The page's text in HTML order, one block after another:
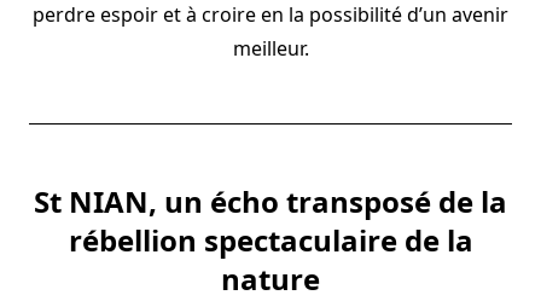
perdre espoir et à croire en la possibilité d’un avenir
meilleur.
St NIAN, un écho transposé de la
rébellion spectaculaire de la
nature